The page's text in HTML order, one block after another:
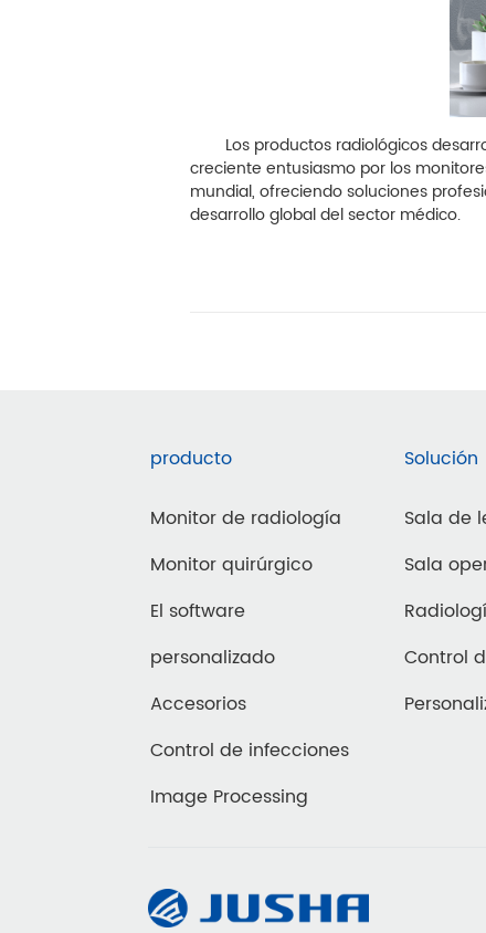
Los productos radiológicos
creciente entusiasmo por los
mundial, ofreciendo soluciones
desarrollo global del sector médico.
producto
Monitor de radiología
Monitor quirúrgico
El software
personalizado
Accesorios
Control de infecciones
Image Processing
Solución
Sala de
Sala
Control